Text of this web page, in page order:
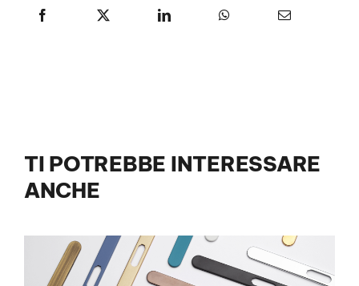
TI POTREBBE INTERESSARE
ANCHE